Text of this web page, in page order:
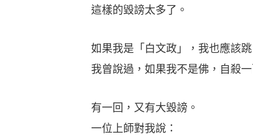
這樣的毀謗太多了。
如果我是「白文政」，我也應該跳
我曾說過，如果我不是佛，自殺一
有一回，又有大毀謗。
一位上師對我說：